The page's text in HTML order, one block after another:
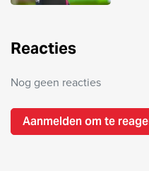
Reacties
Nog geen reacties
Aanmelden om te